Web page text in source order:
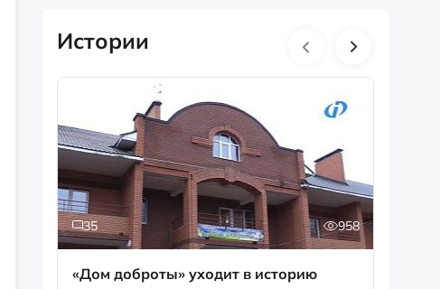
Истории
35 958
«Дом доброты» уходит в историю